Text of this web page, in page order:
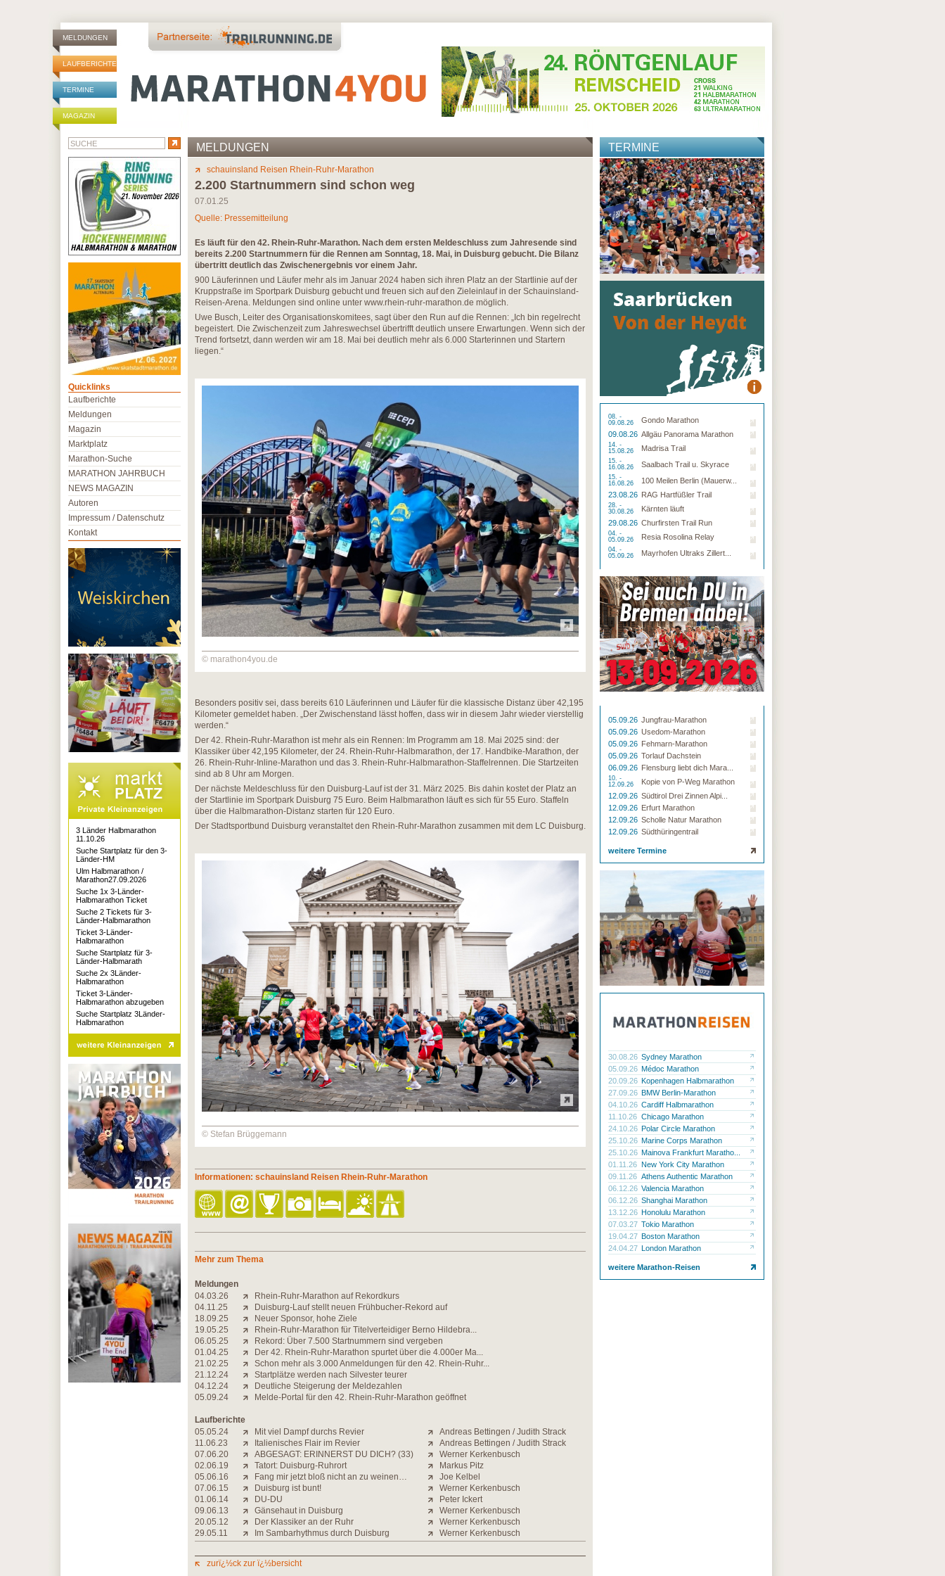
MELDUNGEN
LAUFBERICHTE
TERMINE
MAGAZIN
MELDUNGEN
schauinsland Reisen Rhein-Ruhr-Marathon
2.200 Startnummern sind schon weg
07.01.25
Quelle: Pressemitteilung
Es läuft für den 42. Rhein-Ruhr-Marathon. Nach dem ersten Meldeschluss zum Jahresende sind
bereits 2.200 Startnummern für die Rennen am Sonntag, 18. Mai, in Duisburg gebucht. Die Bilanz
übertritt deutlich das Zwischenergebnis vor einem Jahr.
900 Läuferinnen und Läufer mehr als im Januar 2024 haben sich ihren Platz an der Startlinie auf der
Kruppstraße im Sportpark Duisburg gebucht und freuen sich auf den Zieleinlauf in der Schauinsland-
Reisen-Arena. Meldungen sind online unter www.rhein-ruhr-marathon.de möglich.
Uwe Busch, Leiter des Organisationskomitees, sagt über den Run auf die Rennen: „Ich bin regelrecht
begeistert. Die Zwischenzeit zum Jahreswechsel übertrifft deutlich unsere Erwartungen. Wenn sich der
Trend fortsetzt, dann werden wir am 18. Mai bei deutlich mehr als 6.000 Starterinnen und Startern
liegen.“
© marathon4you.de
Besonders positiv sei, dass bereits 610 Läuferinnen und Läufer für die klassische Distanz über 42,195
Kilometer gemeldet haben. „Der Zwischenstand lässt hoffen, dass wir in diesem Jahr wieder vierstellig
werden.“
Der 42. Rhein-Ruhr-Marathon ist mehr als ein Rennen: Im Programm am 18. Mai 2025 sind: der
Klassiker über 42,195 Kilometer, der 24. Rhein-Ruhr-Halbmarathon, der 17. Handbike-Marathon, der
26. Rhein-Ruhr-Inline-Marathon und das 3. Rhein-Ruhr-Halbmarathon-Staffelrennen. Die Startzeiten
sind ab 8 Uhr am Morgen.
Der nächste Meldeschluss für den Duisburg-Lauf ist der 31. März 2025. Bis dahin kostet der Platz an
der Startlinie im Sportpark Duisburg 75 Euro. Beim Halbmarathon läuft es sich für 55 Euro. Staffeln
über die Halbmarathon-Distanz starten für 120 Euro.
Der Stadtsportbund Duisburg veranstaltet den Rhein-Ruhr-Marathon zusammen mit dem LC Duisburg.
© Stefan Brüggemann
Informationen: schauinsland Reisen Rhein-Ruhr-Marathon
Mehr zum Thema
Meldungen
04.03.26
Rhein-Ruhr-Marathon auf Rekordkurs
04.11.25
Duisburg-Lauf stellt neuen Frühbucher-Rekord auf
18.09.25
Neuer Sponsor, hohe Ziele
19.05.25
Rhein-Ruhr-Marathon für Titelverteidiger Berno Hildebra...
06.05.25
Rekord: Über 7.500 Startnummern sind vergeben
01.04.25
Der 42. Rhein-Ruhr-Marathon spurtet über die 4.000er Ma...
21.02.25
Schon mehr als 3.000 Anmeldungen für den 42. Rhein-Ruhr...
21.12.24
Startplätze werden nach Silvester teurer
04.12.24
Deutliche Steigerung der Meldezahlen
05.09.24
Melde-Portal für den 42. Rhein-Ruhr-Marathon geöffnet
Laufberichte
05.05.24
Mit viel Dampf durchs Revier
Andreas Bettingen / Judith Strack
11.06.23
Italienisches Flair im Revier
Andreas Bettingen / Judith Strack
07.06.20
ABGESAGT: ERINNERST DU DICH? (33)
Werner Kerkenbusch
02.06.19
Tatort: Duisburg-Ruhrort
Markus Pitz
05.06.16
Fang mir jetzt bloß nicht an zu weinen…
Joe Kelbel
07.06.15
Duisburg ist bunt!
Werner Kerkenbusch
01.06.14
DU-DU
Peter Ickert
09.06.13
Gänsehaut in Duisburg
Werner Kerkenbusch
20.05.12
Der Klassiker an der Ruhr
Werner Kerkenbusch
29.05.11
Im Sambarhythmus durch Duisburg Werner Kerkenbusch
zurï¿½ck zur ï¿½bersicht
TERMINE
08. -
09.08.26
Gondo Marathon
09.08.26 Allgäu Panorama Marathon
14. -
15.08.26
Madrisa Trail
15. -
16.08.26
Saalbach Trail u. Skyrace
15. -
16.08.26
100 Meilen Berlin (Mauerw...
23.08.26 RAG Hartfüßler Trail
28. -
30.08.26
Kärnten läuft
29.08.26 Churfirsten Trail Run
04. -
05.09.26
Resia Rosolina Relay
04. -
05.09.26
Mayrhofen Ultraks Zillert...
05.09.26 Jungfrau-Marathon
05.09.26 Usedom-Marathon
05.09.26 Fehmarn-Marathon
05.09.26 Torlauf Dachstein
06.09.26 Flensburg liebt dich Mara...
10. -
12.09.26
Kopie von P-Weg Marathon
12.09.26 Südtirol Drei Zinnen Alpi...
12.09.26 Erfurt Marathon
12.09.26 Scholle Natur Marathon
12.09.26 Südthüringentrail
weitere Termine
30.08.26 Sydney Marathon
05.09.26 Médoc Marathon
20.09.26 Kopenhagen Halbmarathon
27.09.26 BMW Berlin-Marathon
04.10.26 Cardiff Halbmarathon
11.10.26 Chicago Marathon
24.10.26 Polar Circle Marathon
25.10.26 Marine Corps Marathon
25.10.26 Mainova Frankfurt Maratho...
01.11.26 New York City Marathon
09.11.26 Athens Authentic Marathon
06.12.26 Valencia Marathon
06.12.26 Shanghai Marathon
13.12.26 Honolulu Marathon
07.03.27 Tokio Marathon
19.04.27 Boston Marathon
24.04.27 London Marathon
weitere Marathon-Reisen
Quicklinks
Laufberichte
Meldungen
Magazin
Marktplatz
Marathon-Suche
MARATHON JAHRBUCH
NEWS MAGAZIN
Autoren
Impressum / Datenschutz
Kontakt
3 Länder Halbmarathon
11.10.26
Suche Startplatz für den 3-
Länder-HM
Ulm Halbmarathon /
Marathon27.09.2026
Suche 1x 3-Länder-
Halbmarathon Ticket
Suche 2 Tickets für 3-
Länder-Halbmarathon
Ticket 3-Länder-
Halbmarathon
Suche Startplatz für 3-
Länder-Halbmarath
Suche 2x 3Länder-
Halbmarathon
Ticket 3-Länder-
Halbmarathon abzugeben
Suche Startplatz 3Länder-
Halbmarathon